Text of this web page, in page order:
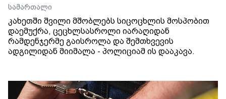
სამართალი
კახეთში შვილი მშობლებს სიცოცხლის მოსპობით
დაემუქრა, ცეცხლსასროლი იარაღიდან
რამდენჯერმე გაისროლა და შემთხვევის
ადგილიდან მიიმალა - პოლიციამ ის დააკავა.